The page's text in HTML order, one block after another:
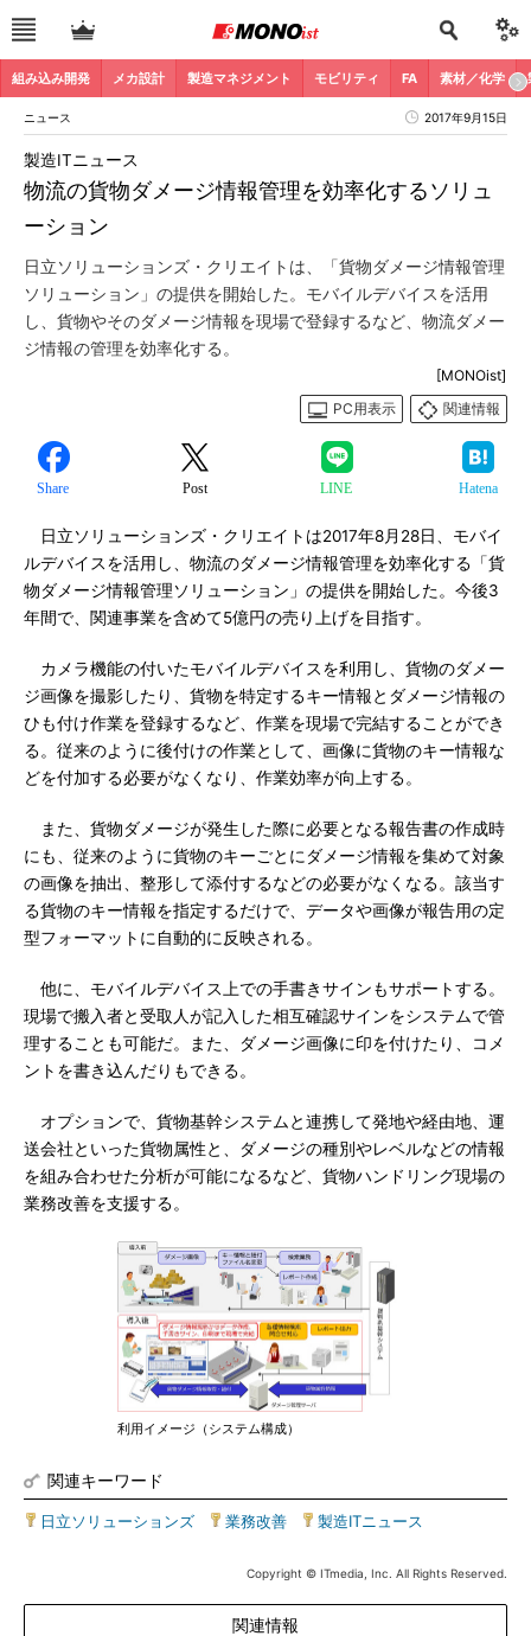
組み込み開発 メカ設計 製造マネジメント モビリティ FA 素材／化学
ニュース 2017年9月15日
物流の貨物ダメージ情報管理を効率化するソリュ
ーション
製造ITニュース
日立ソリューションズ・クリエイトは、「貨物ダメージ情報管理
ソリューション」の提供を開始した。モバイルデバイスを活用
し、貨物やそのダメージ情報を現場で登録するなど、物流ダメー
ジ情報の管理を効率化する。
[MONOist]
PC用表示
関連情報
Share Post LINE Hatena
日立ソリューションズ・クリエイトは2017年8月28日、モバイ
ルデバイスを活用し、物流のダメージ情報管理を効率化する「貨
物ダメージ情報管理ソリューション」の提供を開始した。今後3
年間で、関連事業を含めて5億円の売り上げを目指す。
カメラ機能の付いたモバイルデバイスを利用し、貨物のダメー
ジ画像を撮影したり、貨物を特定するキー情報とダメージ情報の
ひも付け作業を登録するなど、作業を現場で完結することができ
る。従来のように後付けの作業として、画像に貨物のキー情報な
どを付加する必要がなくなり、作業効率が向上する。
また、貨物ダメージが発生した際に必要となる報告書の作成時
にも、従来のように貨物のキーごとにダメージ情報を集めて対象
の画像を抽出、整形して添付するなどの必要がなくなる。該当す
る貨物のキー情報を指定するだけで、データや画像が報告用の定
型フォーマットに自動的に反映される。
他に、モバイルデバイス上での手書きサインもサポートする。
現場で搬入者と受取人が記入した相互確認サインをシステムで管
理することも可能だ。また、ダメージ画像に印を付けたり、コメ
ントを書き込んだりもできる。
オプションで、貨物基幹システムと連携して発地や経由地、運
送会社といった貨物属性と、ダメージの種別やレベルなどの情報
を組み合わせた分析が可能になるなど、貨物ハンドリング現場の
業務改善を支援する。
利用イメージ（システム構成）
関連キーワード
日立ソリューションズ 業務改善 製造ITニュース
Copyright © ITmedia, Inc. All Rights Reserved.
関連情報